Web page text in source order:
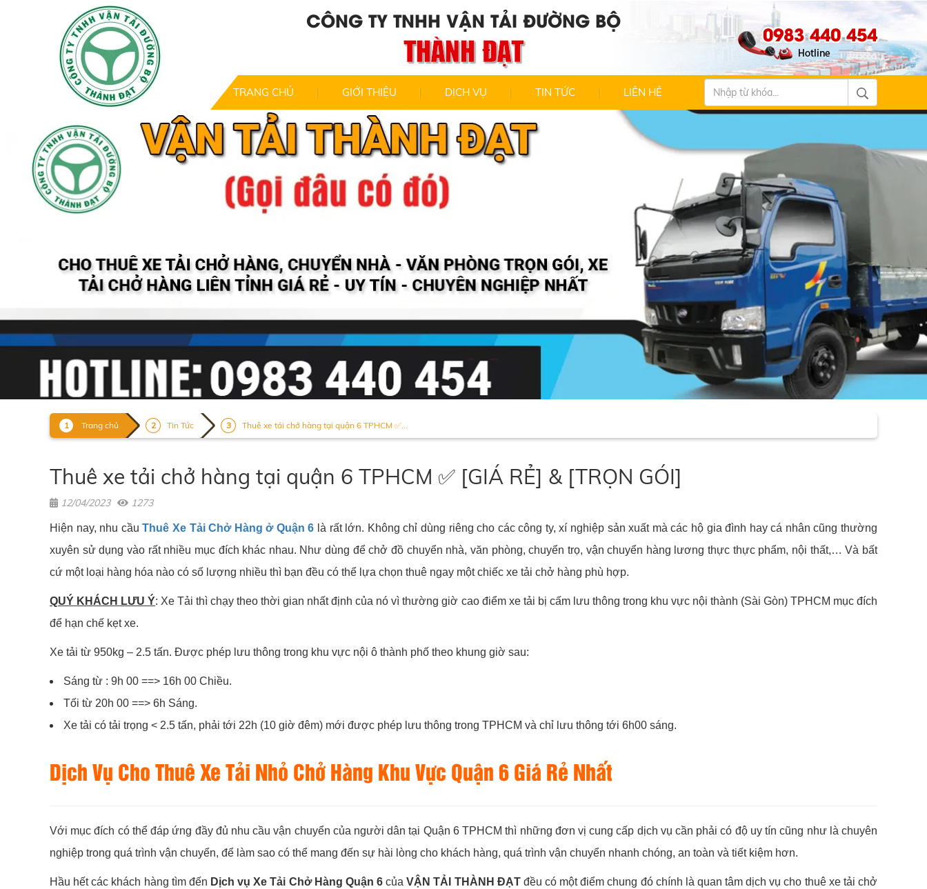
CÔNG TY TNHH VẬN TẢI ĐƯỜNG BỘ
THÀNH ĐẠT 0983 440 454
TRANG CHỦ GIỚI THIỆU DỊCH VỤ TIN TỨC LIÊN HỆ
Trang chủ Tin Tức Thuê xe tải chở hàng tại quận 6 TPHCM ✅...
Thuê xe tải chở hàng tại quận 6 TPHCM ✅ [GIÁ RẺ] & [TRỌN GÓI]
12/04/2023 1273
Hiện nay, nhu cầuThuê Xe Tải Chở Hàng ở Quận 6 là rất lớn. Không chỉ dùng riêng cho các công ty, xí nghiệp sản xuất mà các hộ gia đình hay cá nhân cũng thường
xuyên sử dụng vào rất nhiều mục đích khác nhau. Như dùng để chở đồ chuyển nhà, văn phòng, chuyển trọ, vận chuyển hàng lương thực thực phẩm, nội thất,… Và bất
cứ một loại hàng hóa nào có số lượng nhiều thì bạn đều có thể lựa chọn thuê ngay một chiếc xe tải chở hàng phù hợp.
QUÝ KHÁCH LƯU Ý: Xe Tải thì chạy theo thời gian nhất định của nó vì thường giờ cao điểm xe tải bị cấm lưu thông trong khu vực nội thành (Sài Gòn) TPHCM mục đích
để hạn chế kẹt xe.
Xe tải từ 950kg – 2.5 tấn. Được phép lưu thông trong khu vực nội ô thành phố theo khung giờ sau:
Sáng từ : 9h 00 ==> 16h 00 Chiều.
Tối từ 20h 00 ==> 6h Sáng.
Xe tải có tải trọng < 2.5 tấn, phải tới 22h (10 giờ đêm) mới được phép lưu thông trong TPHCM và chỉ lưu thông tới 6h00 sáng.
Dịch Vụ Cho Thuê Xe Tải Nhỏ Chở Hàng Khu Vực Quận 6 Giá Rẻ Nhất
Với mục đích có thể đáp ứng đầy đủ nhu cầu vận chuyển của người dân tại Quận 6 TPHCM thì những đơn vị cung cấp dịch vụ cần phải có độ uy tín cũng như là chuyên
nghiệp trong quá trình vận chuyển, để làm sao có thể mang đến sự hài lòng cho khách hàng, quá trình vận chuyển nhanh chóng, an toàn và tiết kiệm hơn.
Hầu hết các khách hàng tìm đến Dịch vụ Xe Tải Chở Hàng Quận 6củaVẬN TẢI THÀNH ĐẠTđều có một điểm chung đó chính là quan tâm dịch vụ cho thuê xe tải chở